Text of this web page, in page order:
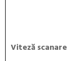
Viteză scanare